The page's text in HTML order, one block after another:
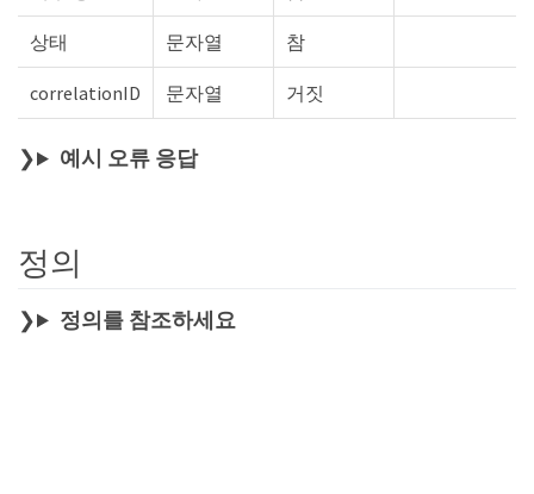
상태 문자열 참
correlationID 문자열 거짓
예시 오류 응답
정의
정의를 참조하세요